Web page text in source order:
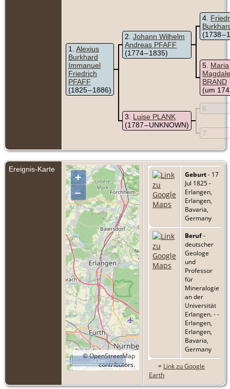
1
Alexius
Burkhard
Immanuel
Friedrich
PFAFF
(1825 – 1886)
2 Johann Wilhelm
Andreas PFAFF
(1774 – 1835)
4
(1738 –
5 Maria
BRAND
(um
3
Luise PLANK
(1787 – UNKNOWN)
6
7
Ereignis-Karte
+
–
©OpenStreetMap
contributors.
10 km
Geburt- 17
Jul 1825 -
Erlangen,
Erlangen,
Bavaria,
Germany
Beruf-
deutscher
Geologe
und
Professor
für
Mineralogie
an der
Universität
Erlangen. - -
Erlangen,
Erlangen,
Bavaria,
Germany
Tod- 18 Jul
Erlangen,
= Link zu Google
Earth